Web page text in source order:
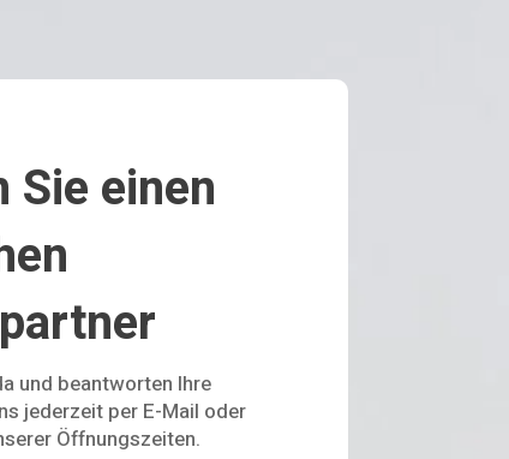
Sie einen
und beantworten Ihre
jederzeit per E-Mail oder
Öffnungszeiten.